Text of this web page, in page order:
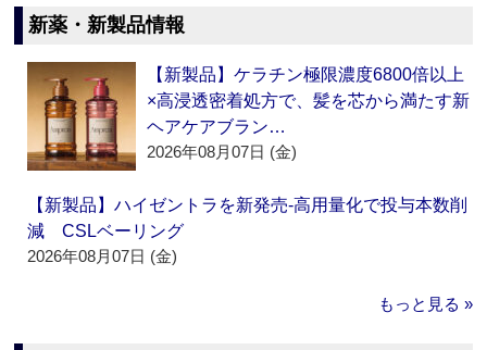
新薬・新製品情報
【新製品】ケラチン極限濃度6800倍以上
×高浸透密着処方で、髪を芯から満たす新
ヘアケアブラン…
2026年08月07日 (金)
【新製品】ハイゼントラを新発売‐高用量化で投与本数削
減 CSLベーリング
2026年08月07日 (金)
もっと見る »